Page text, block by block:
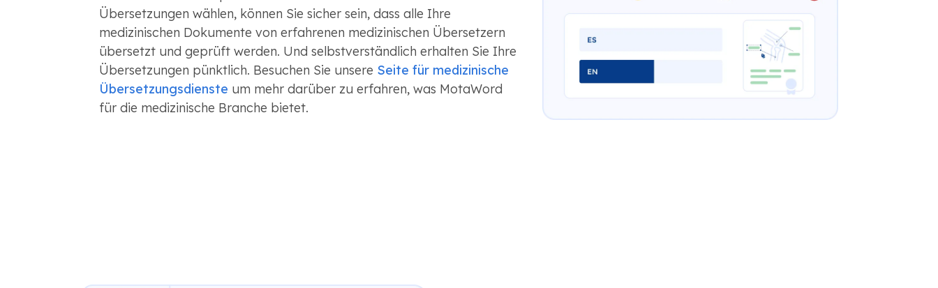
Übersetzungen wählen, können Sie sicher sein, dass alle Ihre
medizinischen Dokumente von erfahrenen medizinischen Übersetzern
übersetzt und geprüft werden. Und selbstverständlich erhalten Sie Ihre
Übersetzungen pünktlich. Besuchen Sie unsere Seite für medizinische
Übersetzungsdienste um mehr darüber zu erfahren, was MotaWord
für die medizinische Branche bietet.